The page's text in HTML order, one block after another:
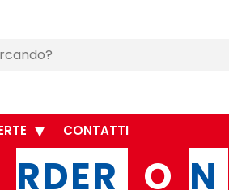
CONTATTI
RDER O N